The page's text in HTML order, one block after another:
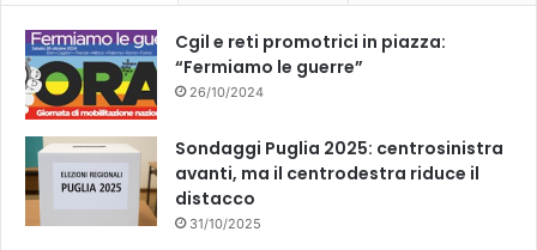
k
Cgil e reti promotrici in piazza:
“Fermiamo le guerre”
26/10/2024
Sondaggi Puglia 2025: centrosinistra
avanti, ma il centrodestra riduce il
distacco
31/10/2025